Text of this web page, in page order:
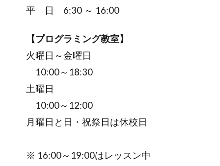
平 日 6:30 ～ 16:00
【プログラミング教室】
火曜日～金曜日
10:00～18:30
土曜日
10:00～12:00
月曜日と日・祝祭日は休校日
※ 16:00～19:00はレッスン中